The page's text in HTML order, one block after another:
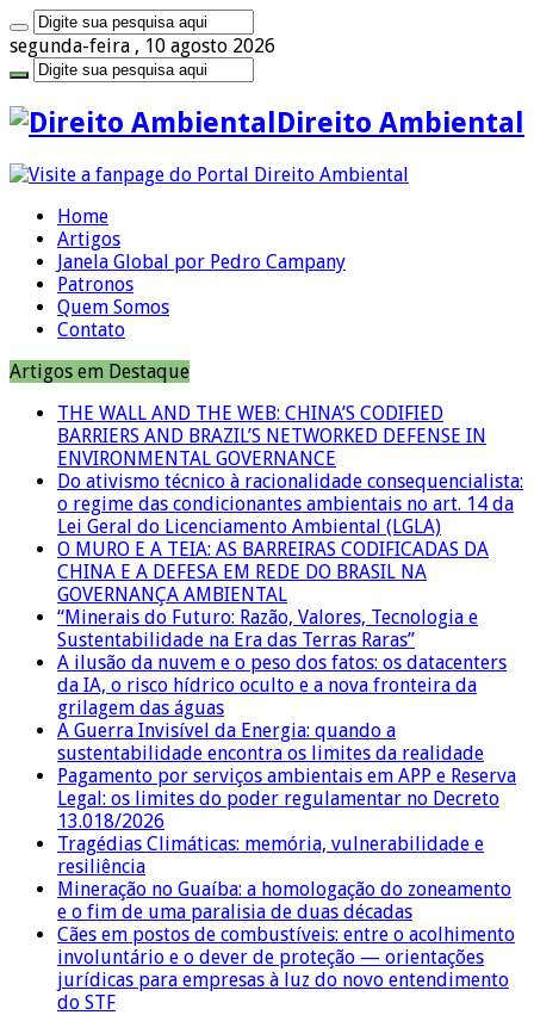
segunda-feira , 10 agosto 2026
Direito Ambiental
Home
Artigos
Janela Global por Pedro Campany
Patronos
Quem Somos
Contato
Artigos em Destaque
THE WALL AND THE WEB: CHINA’S CODIFIED
BARRIERS AND BRAZIL’S NETWORKED DEFENSE IN
ENVIRONMENTAL GOVERNANCE
Do ativismo técnico à racionalidade consequencialista:
o regime das condicionantes ambientais no art. 14 da
Lei Geral do Licenciamento Ambiental (LGLA)
O MURO E A TEIA: AS BARREIRAS CODIFICADAS DA
CHINA E A DEFESA EM REDE DO BRASIL NA
GOVERNANÇA AMBIENTAL
“Minerais do Futuro: Razão, Valores, Tecnologia e
Sustentabilidade na Era das Terras Raras”
A ilusão da nuvem e o peso dos fatos: os datacenters
da IA, o risco hídrico oculto e a nova fronteira da
grilagem das águas
A Guerra Invisível da Energia: quando a
sustentabilidade encontra os limites da realidade
Pagamento por serviços ambientais em APP e Reserva
Legal: os limites do poder regulamentar no Decreto
13.018/2026
Tragédias Climáticas: memória, vulnerabilidade e
resiliência
Mineração no Guaíba: a homologação do zoneamento
e o fim de uma paralisia de duas décadas
Cães em postos de combustíveis: entre o acolhimento
involuntário e o dever de proteção — orientações
jurídicas para empresas à luz do novo entendimento
do STF